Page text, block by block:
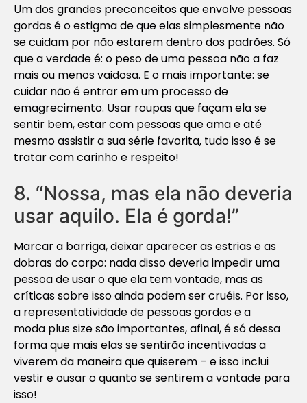
Um dos grandes preconceitos que envolve pessoas
gordas é o estigma de que elas simplesmente não
se cuidam por não estarem dentro dos padrões. Só
que a verdade é: o peso de uma pessoa não a faz
mais ou menos vaidosa. E o mais importante: se
cuidar não é entrar em um processo de
emagrecimento. Usar roupas que façam ela se
sentir bem, estar com pessoas que ama e até
mesmo assistir a sua série favorita, tudo isso é se
tratar com carinho e respeito!
8. “Nossa, mas ela não deveria
usar aquilo. Ela é gorda!”
Marcar a barriga, deixar aparecer as estrias e as
dobras do corpo: nada disso deveria impedir uma
pessoa de usar o que ela tem vontade, mas as
críticas sobre isso ainda podem ser cruéis. Por isso,
a representatividade de pessoas gordas e a
moda plus sizesão importantes, afinal, é só dessa
forma que mais elas se sentirão incentivadas a
viverem da maneira que quiserem – e isso inclui
vestir e ousar o quanto se sentirem a vontade para
isso!